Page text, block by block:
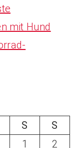
mit Hund
S
S
1
2